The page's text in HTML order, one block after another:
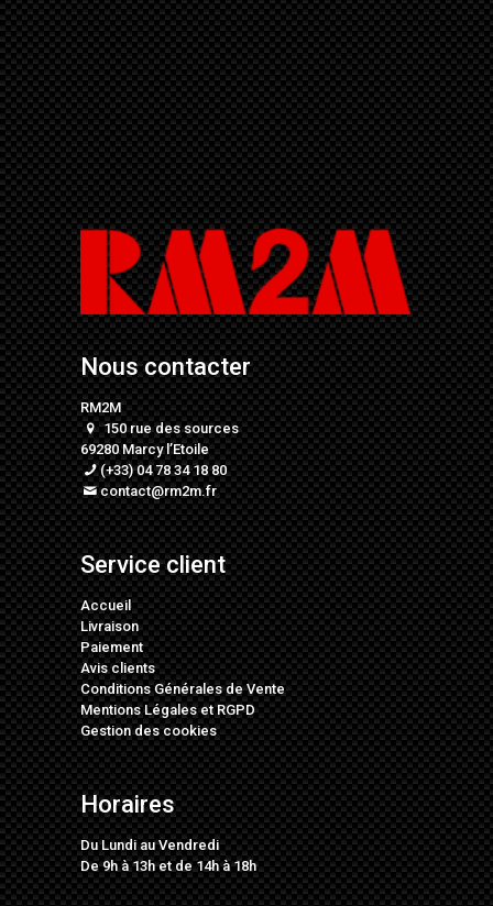
Nous contacter
RM2M
150 rue des sources
69280 Marcy l’Etoile
(+33) 04 78 34 18 80
contact@rm2m.fr
Service client
Accueil
Livraison
Paiement
Avis clients
Conditions Générales de Vente
Mentions LégalesetRGPD
Gestion des cookies
Horaires
Du Lundi au Vendredi
De 9h à 13h et de 14h à 18h